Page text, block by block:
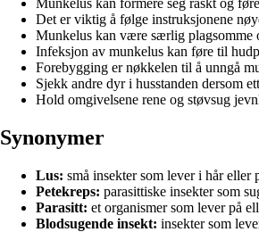
Det er viktig å følge instruksjonene
Munkelus kan være særlig plagsomme
Infeksjon av munkelus kan føre til
Forebygging er nøkkelen til å unngå
Sjekk andre dyr i husstanden dersom
Hold omgivelsene rene og støvsug
Synonymer
Lus: små insekter som lever i hår eller
Petekreps: parasittiske insekter som
Parasitt: et organismer som lever på
Blodsugende insekt: insekter som